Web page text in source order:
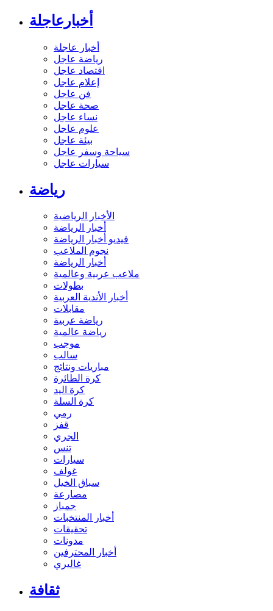
أخبارعاجلة
أخبار عاجلة
رياضة عاجل
اقتصاد عاجل
إعلام عاجل
فن عاجل
صحة عاجل
نساء عاجل
علوم عاجل
بيئة عاجل
سياحة وسفر عاجل
سيارات عاجل
رياضة
الأخبار الرياضية
أخبار الرياضة
فيديو أخبار الرياضة
نجوم الملاعب
أخبار الرياضة
ملاعب عربية وعالمية
بطولات
أخبار الأندية العربية
مقابلات
رياضة عربية
رياضة عالمية
موجب
سالب
مباريات ونتائج
كرة الطائرة
كرة اليد
كرة السلة
رمي
قفز
الجري
تنس
سيارات
غولف
سباق الخيل
مصارعة
جمباز
أخبار المنتخبات
تحقيقات
مدونات
أخبار المحترفين
غاليري
ثقافة